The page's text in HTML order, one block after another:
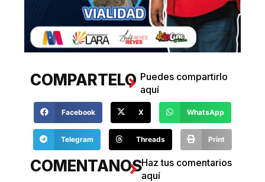
COMPARTELO Puedes compartirlo
aquí
Facebook X WhatsApp
Telegram Threads Print
COMENTANOSHaz tus comentarios
aquí